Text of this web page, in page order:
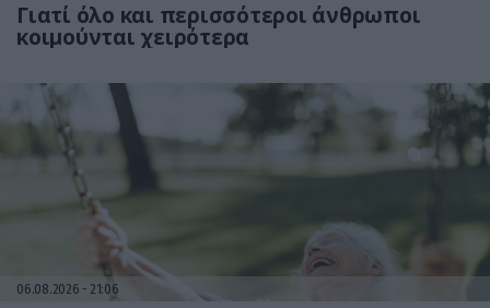
Γιατί όλο και περισσότεροι άνθρωποι
κοιμούνται χειρότερα
06.08.2026 21:06